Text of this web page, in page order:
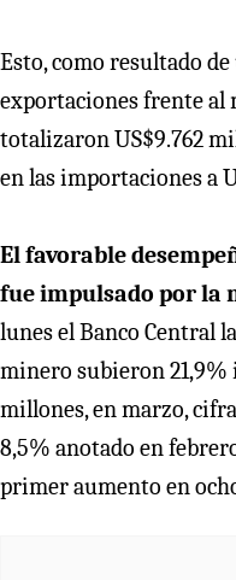
Esto, como resultado
exportaciones frente al
totalizaron US$9.762
en las importaciones a
El favorable
fue impulsado por la
lunes el Banco Central
minero subieron 21,9%
millones, en marzo,
8,5% anotado en
primer aumento en